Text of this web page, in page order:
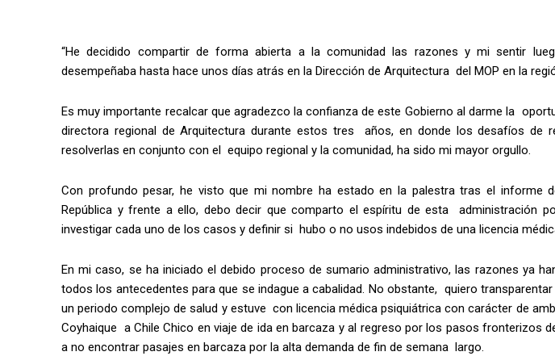
“He decidido compartir de forma abierta a la comunidad las razones y mi sentir
desempeñaba hasta hace unos días atrás en la Dirección de Arquitectura del MOP en la
Es muy importante recalcar que agradezco la confianza de este Gobierno al darme la
directora regional de Arquitectura durante estos tres años, en donde los desafíos de
resolverlas en conjunto con el equipo regional y la comunidad, ha sido mi mayor orgullo.
Con profundo pesar, he visto que mi nombre ha estado en la palestra tras el informe
República y frente a ello, debo decir que comparto el espíritu de esta administración
investigar cada uno de los casos y definir si hubo o no usos indebidos de una licencia
En mi caso, se ha iniciado el debido proceso de sumario administrativo, las razones ya
todos los antecedentes para que se indague a cabalidad. No obstante, quiero
un periodo complejo de salud y estuve con licencia médica psiquiátrica con carácter de
Coyhaique a Chile Chico en viaje de ida en barcaza y al regreso por los pasos fronterizos
a no encontrar pasajes en barcaza por la alta demanda de fin de semana largo.